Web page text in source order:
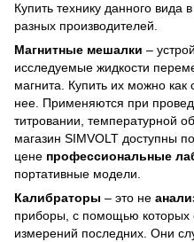
Купить технику данного вида
разных производителей.
Магнитные мешалки –
исследуемые жидкости
магнита. Купить их можно как
нее. Применяются при
титровании, температурной
магазин SIMVOLT доступны
цене профессиональные
портативные модели.
Калибраторы – это не
приборы, с помощью которых
измерений последних. Они